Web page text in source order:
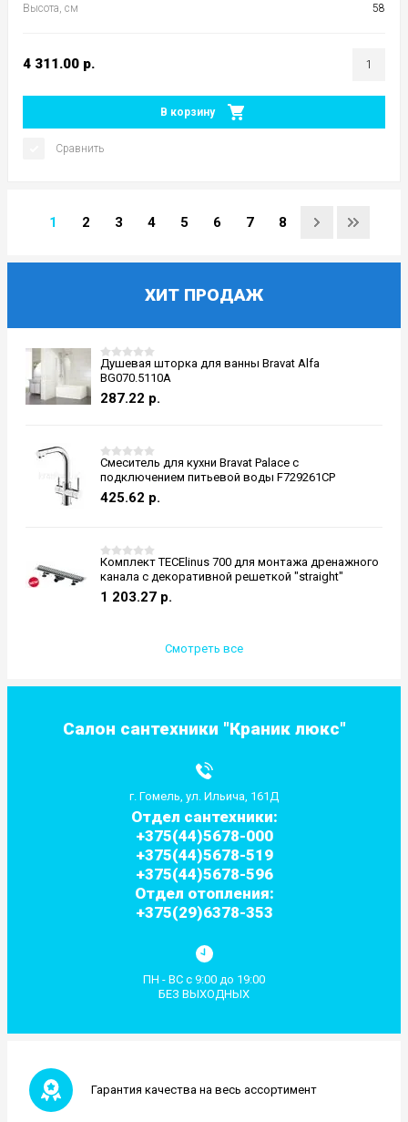
Салон сантехники "Краник люкс"
г. Гомель, ул. Ильича, 161Д
Отдел сантехники:
+375(44)5678-000
+375(44)5678-519
+375(44)5678-596
Отдел отопления:
+375(29)6378-353
ПН - ВС с 9:00 до 19:00
БЕЗ ВЫХОДНЫХ
ХИТ ПРОДАЖ
Душевая шторка для ванны Bravat Alfa
BG070.5110A
287.22 р.
Смеситель для кухни Bravat Palace с
подключением питьевой воды F729261CP
425.62 р.
Комплект TECElinus 700 для монтажа дренажного
канала с декоративной решеткой "straight"
1 203.27 р.
Смотреть все
Гарантия качества на весь ассортимент
Высота, см 58
4 311.00 р.
В корзину
Сравнить
1 2 3 4 5 6 7 8